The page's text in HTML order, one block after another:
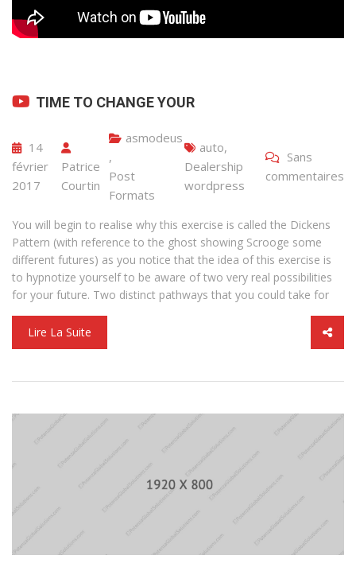
TIME TO CHANGE YOUR
14
février
2017
Patrice
Courtin
asmodeus
,
Post
Formats
auto,
Dealership
wordpress
Sans
commentaires
You will begin to realise why this exercise is called the Dickens
Pattern (with reference to the ghost showing Scrooge some
different futures) as you notice that the idea of this exercise is
to hypnotize yourself to be aware of two very real possibilities
for your future. Two distinct pathways that you could take for
Lire La Suite